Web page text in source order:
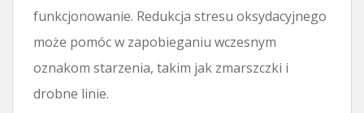
funkcjonowanie. Redukcja stresu oksydacyjnego
może pomóc w zapobieganiu wczesnym
oznakom starzenia, takim jak zmarszczki i
drobne linie.